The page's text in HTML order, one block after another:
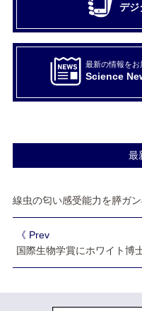
デジ
最新の情報をお
Science
最
《 Prev
国際生物学賞にホワイト